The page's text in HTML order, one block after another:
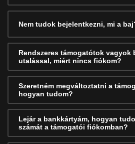
Nem tudok bejelentkezni, mi a
Rendszeres támogatótok vagyok
utalással, miért nincs fiókom?
Szeretném megváltoztatni a
hogyan tudom?
Lejár a bankkártyám, hogyan
számát a támogatói fiókomban?